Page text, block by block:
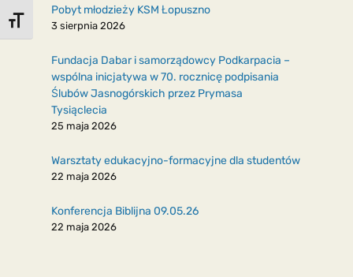
Toggle Font size
Pobyt młodzieży KSM Łopuszno
3 sierpnia 2026
Fundacja Dabar i samorządowcy Podkarpacia –
wspólna inicjatywa w 70. rocznicę podpisania
Ślubów Jasnogórskich przez Prymasa
Tysiąclecia
25 maja 2026
Warsztaty edukacyjno-formacyjne dla studentów
22 maja 2026
Konferencja Biblijna 09.05.26
22 maja 2026